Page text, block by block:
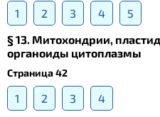
1 2 3 4
5
§ 13. Mитохондрии,
органоиды цитоплазмы
Страница 42
1 2 3
4